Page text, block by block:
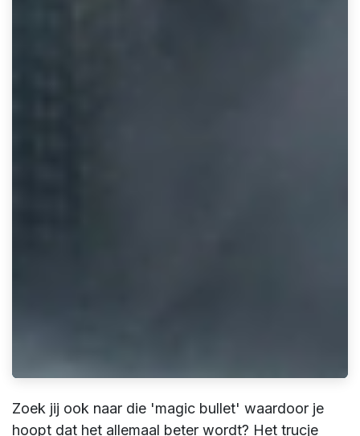
Zoek jij ook naar die 'magic bullet' waardoor je
hoopt dat het allemaal beter wordt? Het trucje